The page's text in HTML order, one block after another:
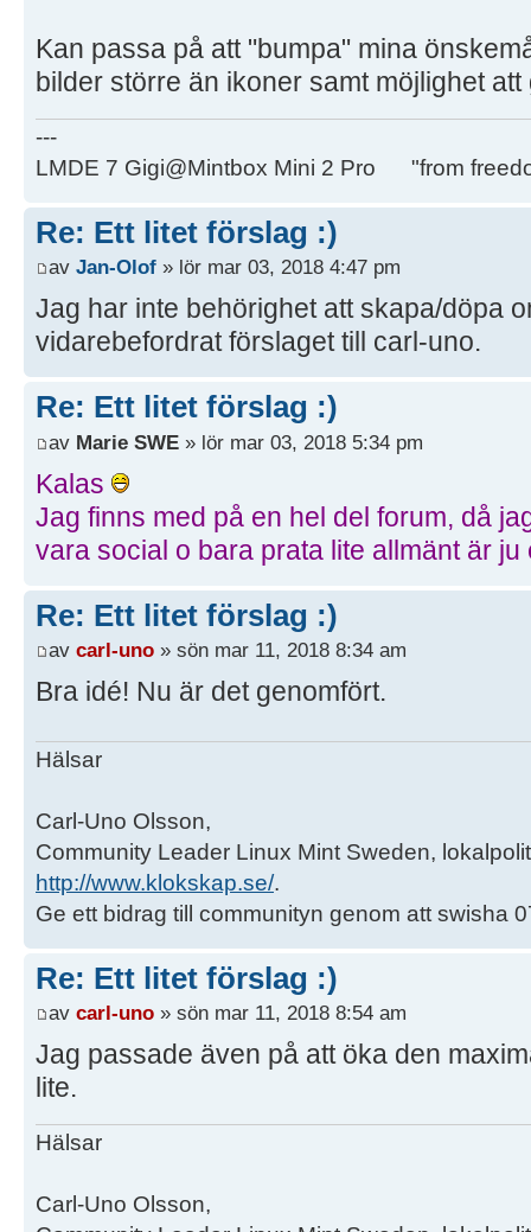
Kan passa på att "bumpa" mina
bilder större än ikoner samt möjlighet att
---
LMDE 7 Gigi@Mintbox Mini 2 Pro "from
Re: Ett litet förslag :)
av Jan-Olof » lör mar 03, 2018 4:47 pm
Jag har inte behörighet att skapa/döpa
vidarebefordrat förslaget till carl-uno.
Re: Ett litet förslag :)
av Marie SWE » lör mar 03, 2018 5:34 pm
Kalas
Jag finns med på en hel del forum, då
vara social o bara prata lite allmänt är
Re: Ett litet förslag :)
av carl-uno » sön mar 11, 2018 8:34 am
Bra idé! Nu är det genomfört.
Hälsar
Carl-Uno Olsson,
Community Leader Linux Mint Sweden,
http://www.klokskap.se/.
Ge ett bidrag till communityn genom att swisha
Re: Ett litet förslag :)
av carl-uno » sön mar 11, 2018 8:54 am
Jag passade även på att öka den
lite.
Hälsar
Carl-Uno Olsson,